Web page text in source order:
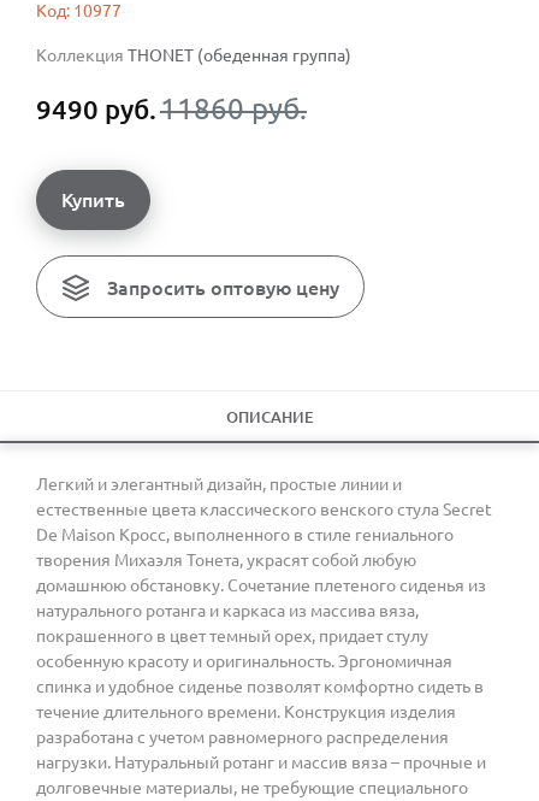
Код: 10977
Коллекция THONET (обеденная группа)
9490 руб.11860 руб.
Купить
Запросить оптовую цену
ОПИСАНИЕ
Легкий и элегантный дизайн, простые линии и
естественные цвета классического венского стула Secret
De Maison Кросс, выполненного в стиле гениального
творения Михаэля Тонета, украсят собой любую
домашнюю обстановку. Сочетание плетеного сиденья из
натурального ротанга и каркаса из массива вяза,
покрашенного в цвет темный орех, придает стулу
особенную красоту и оригинальность. Эргономичная
спинка и удобное сиденье позволят комфортно сидеть в
течение длительного времени. Конструкция изделия
разработана с учетом равномерного распределения
нагрузки. Натуральный ротанг и массив вяза – прочные и
долговечные материалы, не требующие специального